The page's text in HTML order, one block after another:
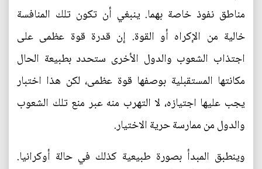
مناطق نفوذ خاصة بهما. ينبغي أن تكون تلك المنافسة
خالية من الإكراه أو القوة. إن قدرة قوة عظمى على
اجتذاب الشعوب والدول الأخرى ستحدد بطبيعة الحال
مكانتها المستقبلية بوصفها قوة عظمى، لكن هذا اختبار
يجب عليها اجتيازه، لا التهرب منه عبر منع تلك الشعوب
والدول من ممارسة حرية الاختيار.
وينطبق المبدأ بصورة طبيعية كذلك في حالة أوكرانيا.